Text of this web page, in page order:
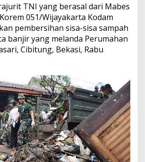
TNI yang berasal dari Mabes
051/Wijayakarta Kodam
pembersihan sisa-sisa sampah
banjir yang melanda Perumahan
Cibitung, Bekasi, Rabu